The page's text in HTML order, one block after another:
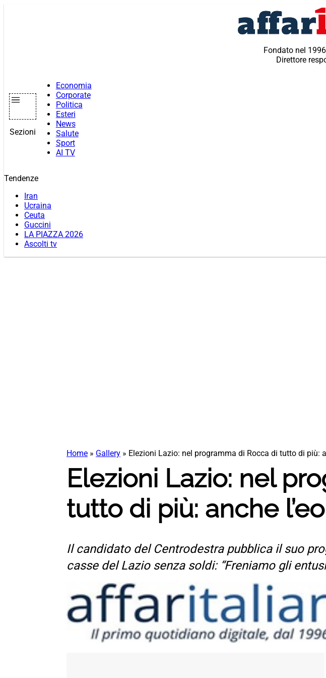
Fondato nel
Direttore
Sezioni
Economia
Corporate
Politica
Esteri
News
Salute
Sport
AI TV
Tendenze
Iran
Ucraina
Ceuta
Guccini
LA PIAZZA 2026
Ascolti tv
Home » Gallery » Elezioni Lazio: nel programma di Rocca di tutto di più:
Elezioni Lazio: nel
tutto di più: anche
Il candidato del Centrodestra pubblica il suo
casse del Lazio senza soldi: “Freniamo gli